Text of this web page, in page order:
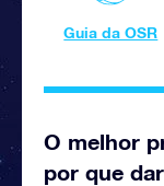
Guia da OSR
O melhor
por que